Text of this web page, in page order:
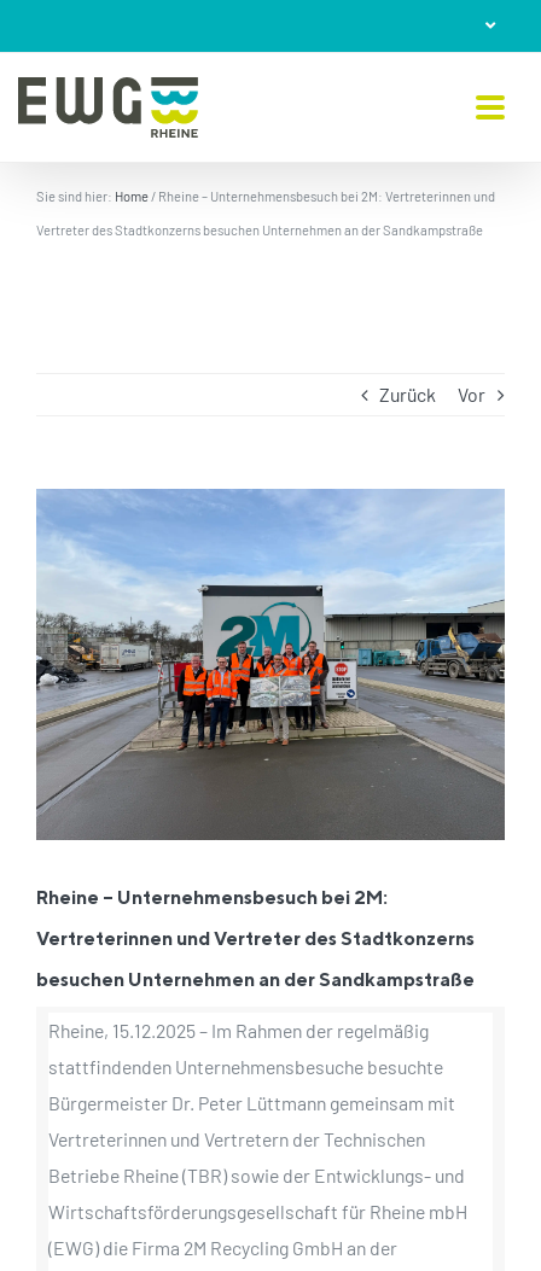
to
content
Sie sind hier: Home/ Rheine – Unternehmensbesuch bei 2M: Vertreterinnen und
Vertreter des Stadtkonzerns besuchen Unternehmen an der Sandkampstraße
Zurück Vor
grösseres
Rheine – Unternehmensbesuch bei 2M:
Vertreterinnen und Vertreter des Stadtkonzerns
besuchen Unternehmen an der Sandkampstraße
Rheine, 15.12.2025 – Im Rahmen der regelmäßig
stattfindenden Unternehmensbesuche besuchte
Bürgermeister Dr. Peter Lüttmann gemeinsam mit
Vertreterinnen und Vertretern der Technischen
Betriebe Rheine (TBR) sowie der Entwicklungs- und
Wirtschaftsförderungsgesellschaft für Rheine mbH
(EWG) die Firma 2M Recycling GmbH an der